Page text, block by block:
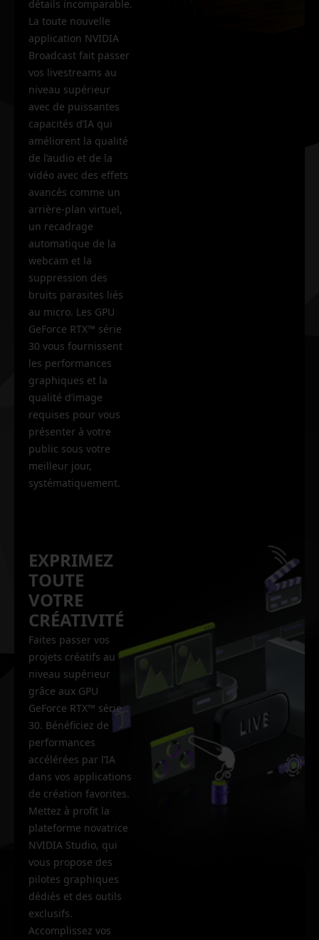
détails incomparable.
La toute nouvelle
application NVIDIA
Broadcast fait passer
vos livestreams au
niveau supérieur
avec de puissantes
capacités d’IA qui
améliorent la qualité
de l’audio et de la
vidéo avec des effets
avancés comme un
arrière-plan virtuel,
un recadrage
automatique de la
webcam et la
suppression des
bruits parasites liés
au micro. Les GPU
GeForce RTX™ série
30 vous fournissent
les performances
graphiques et la
qualité d’image
requises pour vous
présenter à votre
public sous votre
meilleur jour,
systématiquement.
EXPRIMEZ
TOUTE
VOTRE
CRÉATIVITÉ
Faites passer vos
projets créatifs au
niveau supérieur
grâce aux GPU
GeForce RTX™ série
30. Bénéficiez de
performances
accélérées par l’IA
dans vos applications
de création favorites.
Mettez à profit la
plateforme novatrice
NVIDIA Studio, qui
vous propose des
pilotes graphiques
dédiés et des outils
exclusifs.
Accomplissez vos